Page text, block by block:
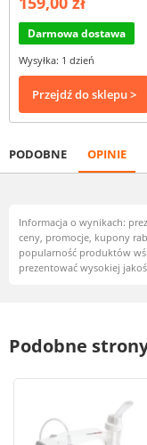
Darmowa dostawa
Wysyłka: 1 dzień
Przejdź do sklepu >
PODOBNE OPINIE
Informacja o wynikach:
ceny, promocje, kupony
popularność produktów
prezentować wysokiej
Podobne